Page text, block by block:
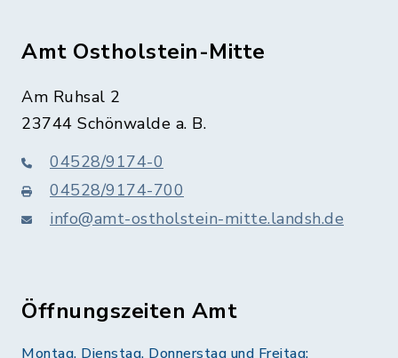
Amt Ostholstein-Mitte
Am Ruhsal 2
23744 Schönwalde a. B.
04528/9174-0
04528/9174-700
info@amt-ostholstein-mitte.landsh.de
Öffnungszeiten Amt
Montag, Dienstag, Donnerstag und Freitag: